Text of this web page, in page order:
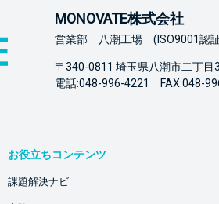
MONOVATE株式会社
営業部 八潮工場 (ISO9001認
〒340-0811 埼玉県八潮市二丁目
電話:048-996-4221 FAX:048-
お役立ちコンテンツ
課題解決ナビ